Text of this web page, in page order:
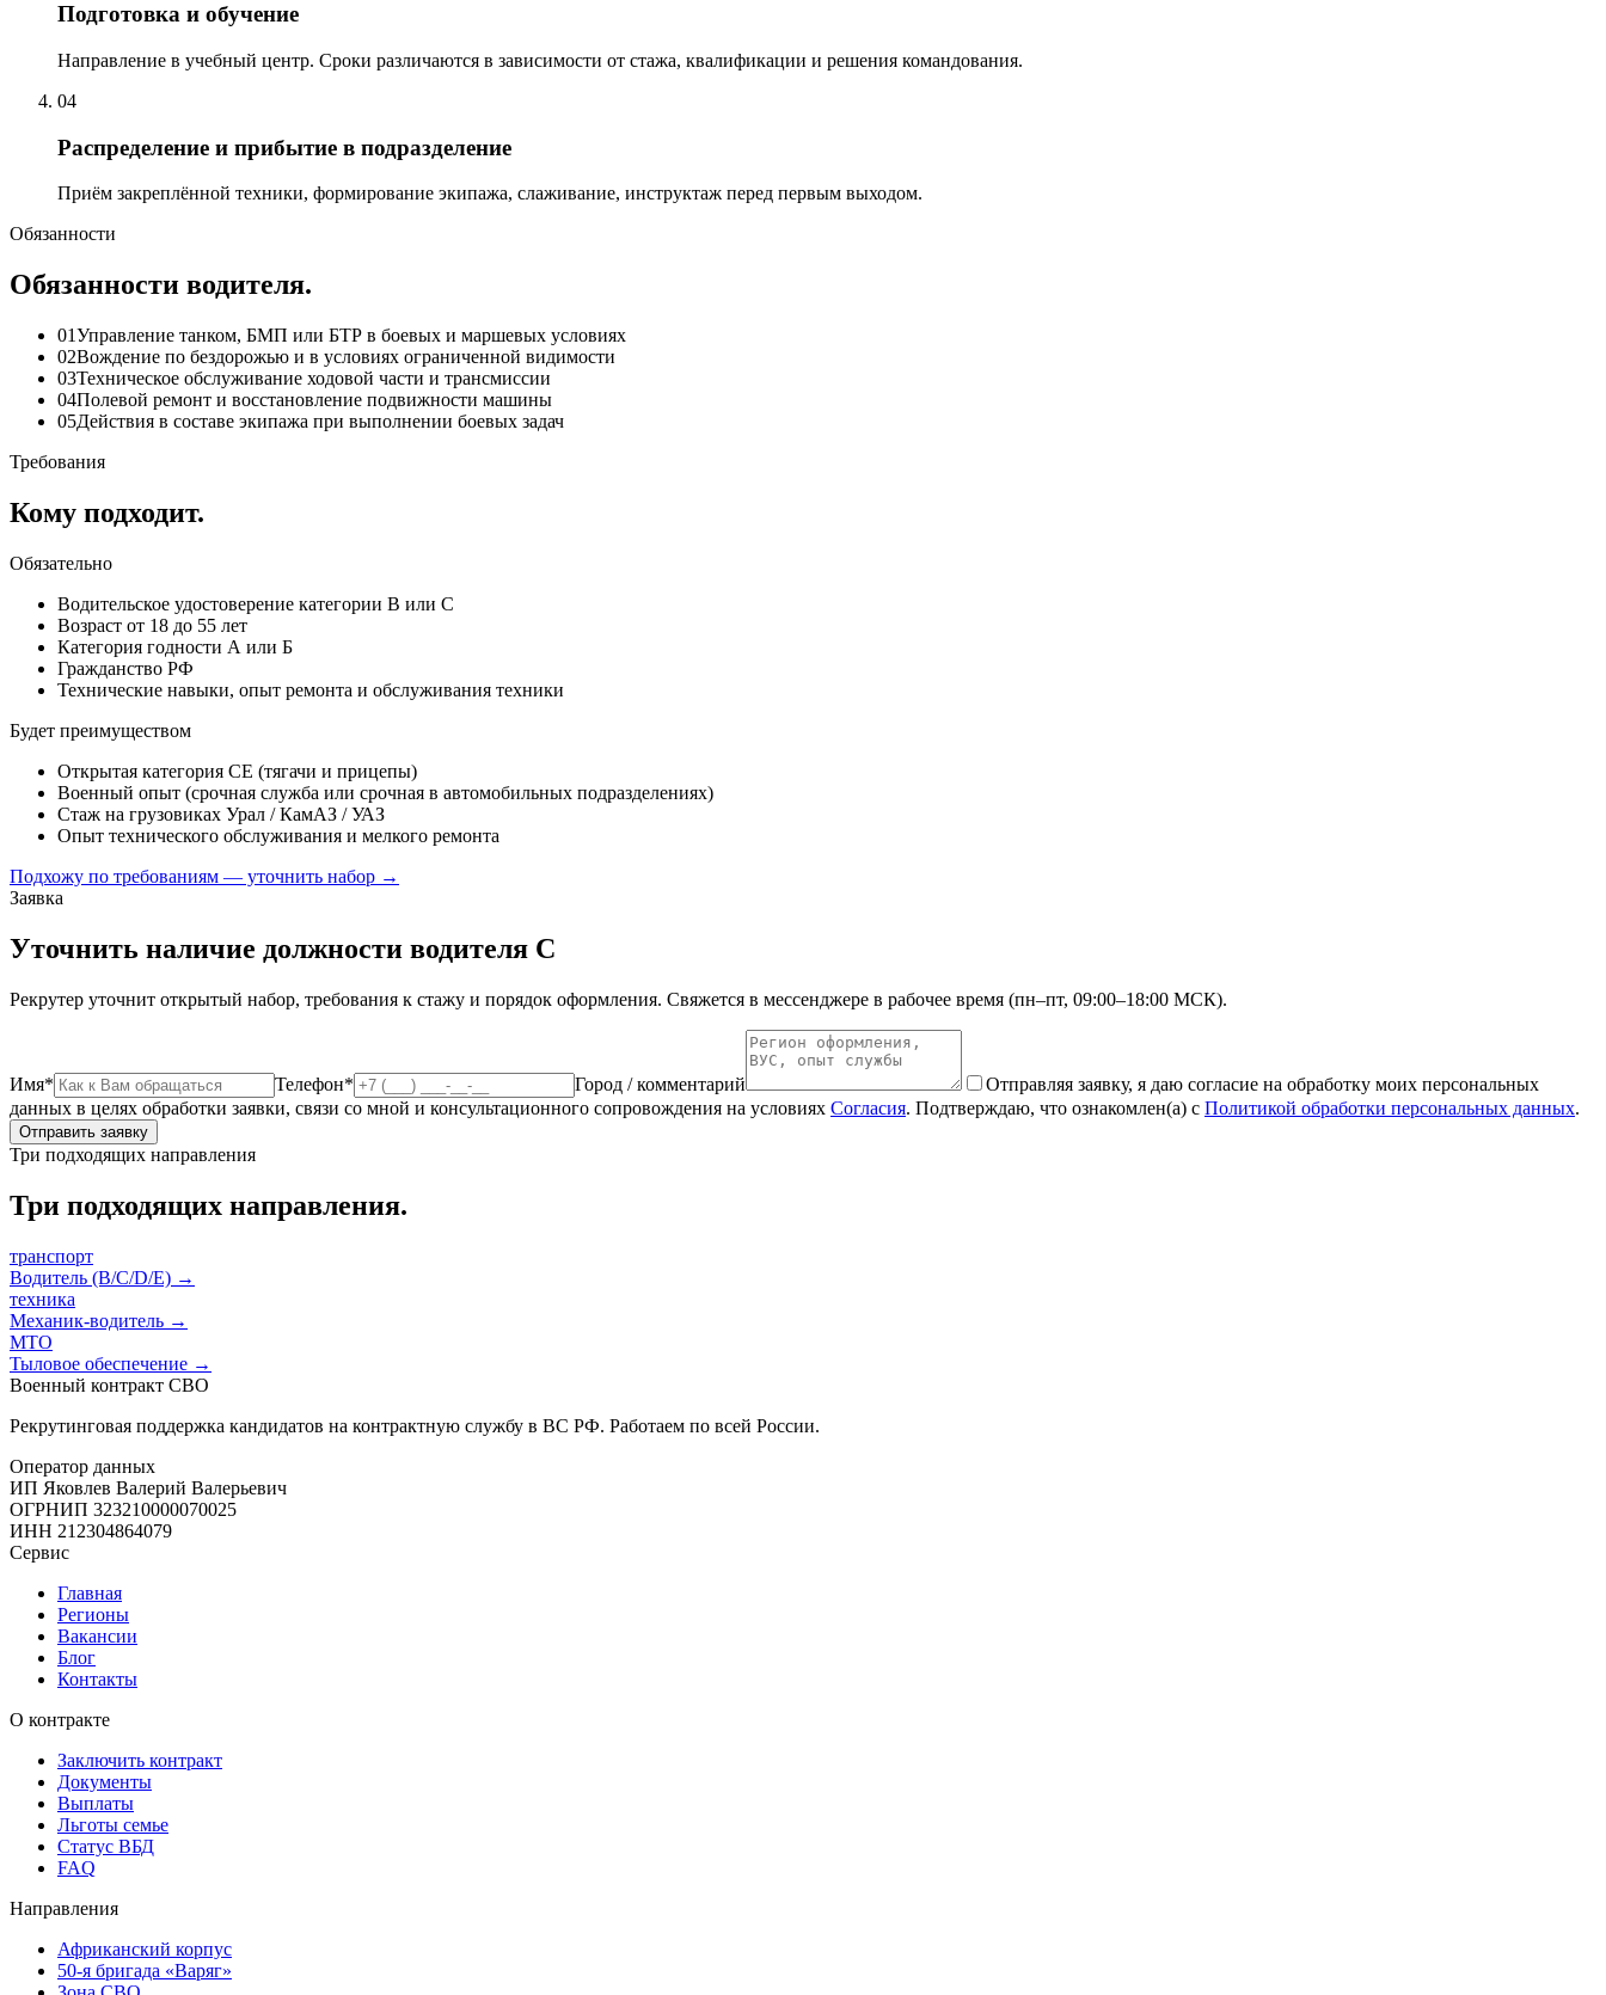
Подготовка и обучение
Направление в учебный центр. Сроки различаются в зависимости от стажа, квалификации и решения командования.
04
Распределение и прибытие в подразделение
Приём закреплённой техники, формирование экипажа, слаживание, инструктаж перед первым выходом.
Обязанности
Обязанности водителя.
01Управление танком, БМП или БТР в боевых и маршевых условиях
02Вождение по бездорожью и в условиях ограниченной видимости
03Техническое обслуживание ходовой части и трансмиссии
04Полевой ремонт и восстановление подвижности машины
05Действия в составе экипажа при выполнении боевых задач
Требования
Кому подходит.
Обязательно
Водительское удостоверение категории B или C
Возраст от 18 до 55 лет
Категория годности А или Б
Гражданство РФ
Технические навыки, опыт ремонта и обслуживания техники
Будет преимуществом
Открытая категория CE (тягачи и прицепы)
Военный опыт (срочная служба или срочная в автомобильных подразделениях)
Стаж на грузовиках Урал / КамАЗ / УАЗ
Опыт технического обслуживания и мелкого ремонта
Подхожу по требованиям — уточнить набор →
Заявка
Уточнить наличие должности водителя C
Рекрутер уточнит открытый набор, требования к стажу и порядок оформления. Свяжется в мессенджере в рабочее время (пн–пт, 09:00–18:00 МСК).
Имя* Телефон* Город / комментарий
Отправляя заявку, я даю согласие на обработку моих персональных
данных в целях обработки заявки, связи со мной и консультационного сопровождения на условиях Согласия. Подтверждаю, что ознакомлен(а) с Политикой обработки персональных данных.
Отправить заявку
Три подходящих направления
Три подходящих направления.
транспорт
Водитель (B/C/D/E) →
техника
Механик-водитель →
МТО
Тыловое обеспечение →
Военный контракт СВО
Рекрутинговая поддержка кандидатов на контрактную службу в ВС РФ. Работаем по всей России.
Оператор данных
ИП Яковлев Валерий Валерьевич
ОГРНИП 323210000070025
ИНН 212304864079
Сервис
Главная
Регионы
Вакансии
Блог
Контакты
О контракте
Заключить контракт
Документы
Выплаты
Льготы семье
Статус ВБД
FAQ
Направления
Африканский корпус
50-я бригада «Варяг»